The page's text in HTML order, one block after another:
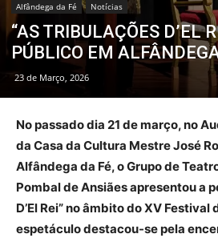
Alfândega da Fé Notícias
“AS TRIBULAÇÕES D’EL
PÚBLICO EM
23 de Março, 2026
No passado dia 21 de março, no
da Casa da Cultura Mestre José
Alfândega da Fé, o Grupo de
Pombal de Ansiães apresentou a
D’El Rei” no âmbito do XV Festival
espetáculo destacou-se pela